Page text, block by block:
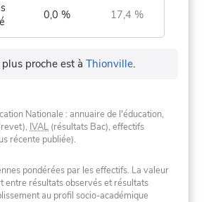
0,0 % 17,4 %
plus proche est àThionville.
Nationale : annuaire de l'éducation,
IVAL (résultats Bac), effectifs
récente publiée).
pondérées par les effectifs. La valeur
entre résultats observés et résultats
au profil socio-académique